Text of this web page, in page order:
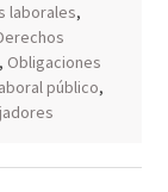
laborales,
, Obligaciones
público,